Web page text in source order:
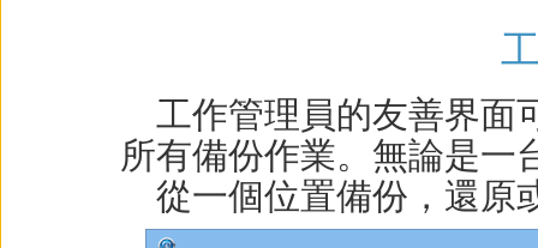
工作管理員的友善界面
所有備份作業。無論是一
從一個位置備份，還原